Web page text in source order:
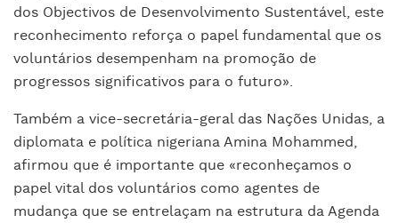
dos Objectivos de Desenvolvimento Sustentável, este
reconhecimento reforça o papel fundamental que os
voluntários desempenham na promoção de
progressos significativos para o futuro».
Também a vice-secretária-geral das Nações Unidas, a
diplomata e política nigeriana Amina Mohammed,
afirmou que é importante que «reconheçamos o
papel vital dos voluntários como agentes de
mudança que se entrelaçam na estrutura da Agenda